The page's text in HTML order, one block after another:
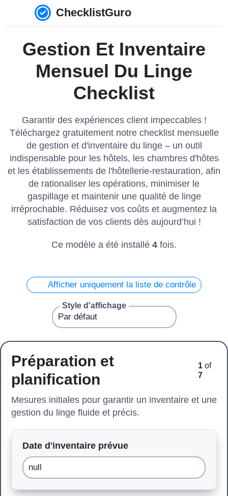
ChecklistGuro
Gestion Et Inventaire
Mensuel Du Linge
Checklist
Garantir des expériences client impeccables !
Téléchargez gratuitement notre checklist mensuelle
de gestion et d'inventaire du linge – un outil
indispensable pour les hôtels, les chambres d'hôtes
et les établissements de l'hôtellerie-restauration, afin
de rationaliser les opérations, minimiser le
gaspillage et maintenir une qualité de linge
irréprochable. Réduisez vos coûts et augmentez la
satisfaction de vos clients dès aujourd’hui !
Ce modèle a été installé 4 fois.
Afficher uniquement la liste de contrôle
Style d'affichage
Préparation et
planification
1of
7
Mesures initiales pour garantir un inventaire et une
gestion du linge fluide et précis.
Date d'inventaire prévue